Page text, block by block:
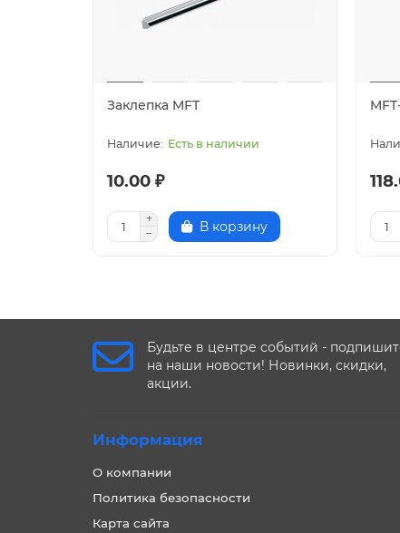
Заклепка MFT
Есть в наличии
10.00 ₽
В корзину
Будьте в центре событий -
на наши новости! Новинки, скидки,
акции.
Информация
О компании
Политика безопасности
Карта сайта